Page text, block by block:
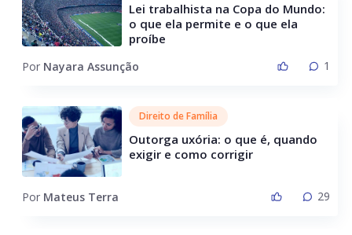
Lei trabalhista na Copa do Mundo:
o que ela permite e o que ela
proíbe
Por Nayara Assunção 1
Direito de Família
Outorga uxória: o que é, quando
exigir e como corrigir
Por Mateus Terra 29